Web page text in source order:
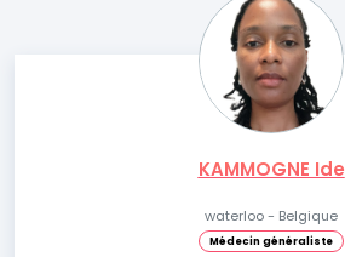
KAMMOGNE Ide
waterloo - Belgique
Médecin généraliste